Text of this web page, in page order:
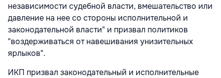
независимости судебной власти, вмешательство или
давление на нее со стороны исполнительной и
законодательной власти" и призвал политиков
"воздерживаться от навешивания унизительных
ярлыков".
ИКП призвал законодательный и исполнительные